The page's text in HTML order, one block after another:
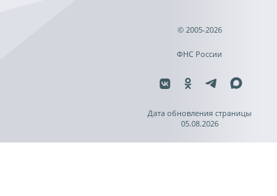
© 2005-2026
ФНС России
Дата обновления страницы
05.08.2026